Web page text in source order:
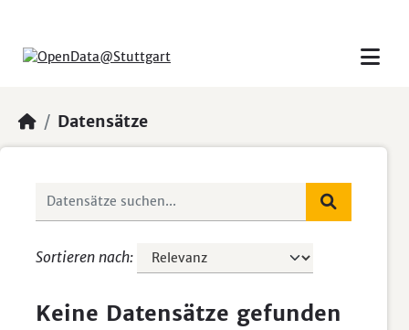
Datensätze
Sortieren nach
Keine Datensätze gefunden